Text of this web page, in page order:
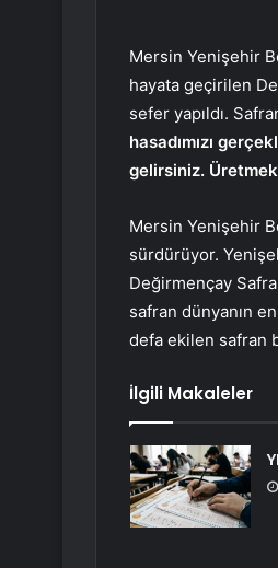
Mersin Yenişehir
hayata geçirilen
sefer yapıldı.
hasadımızı
gelirsiniz.
Mersin Yenişehir
sürdürüyor.
Değirmençay
safran dünyanın
defa ekilen safran
İlgili Makaleler